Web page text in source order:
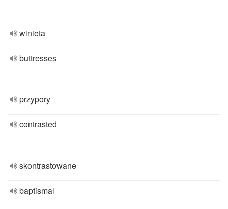
winieta
buttresses
przypory
contrasted
skontrastowane
baptismal